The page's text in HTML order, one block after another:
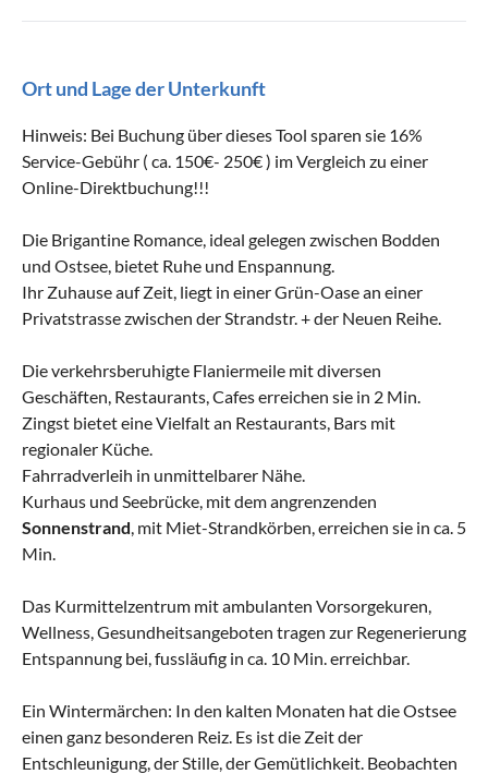
Ort und Lage der Unterkunft
Hinweis: Bei Buchung über dieses Tool sparen sie 16%
Service-Gebühr ( ca. 150€- 250€ ) im Vergleich zu einer
Online-Direktbuchung!!!
Die Brigantine Romance, ideal gelegen zwischen Bodden
und Ostsee, bietet Ruhe und Enspannung.
Ihr Zuhause auf Zeit, liegt in einer Grün-Oase an einer
Privatstrasse zwischen der Strandstr. + der Neuen Reihe.
Die verkehrsberuhigte Flaniermeile mit diversen
Geschäften, Restaurants, Cafes erreichen sie in 2 Min.
Zingst bietet eine Vielfalt an Restaurants, Bars mit
regionaler Küche.
Fahrradverleih in unmittelbarer Nähe.
Kurhaus und Seebrücke, mit dem angrenzenden
Sonnenstrand , mit Miet-Strandkörben, erreichen sie in ca. 5
Min.
Das Kurmittelzentrum mit ambulanten Vorsorgekuren,
Wellness, Gesundheitsangeboten tragen zur Regenerierung
Entspannung bei, fussläufig in ca. 10 Min. erreichbar.
Ein Wintermärchen: In den kalten Monaten hat die Ostsee
einen ganz besonderen Reiz. Es ist die Zeit der
Entschleunigung, der Stille, der Gemütlichkeit. Beobachten